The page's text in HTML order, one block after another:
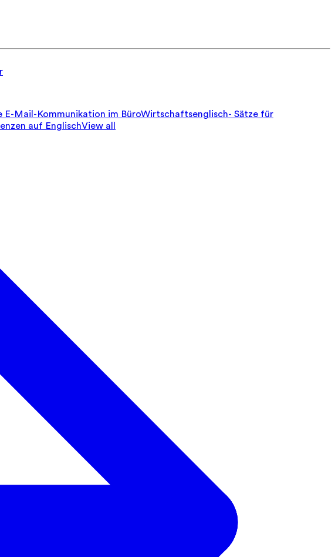
E-Mail-Kommunikation im BüroWirtschaftsenglisch- Sätze für
auf EnglischView all